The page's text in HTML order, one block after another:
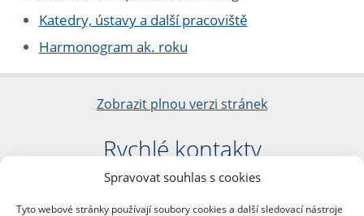
Spravovat souhlas s cookies
Tyto webové stránky používají soubory cookies a další sledovací nástroje
Katedry, ústavy a další pracoviště
Harmonogram ak. roku
Zobrazit plnou verzi stránek
Rychlé kontakty
Filozofická fakulta